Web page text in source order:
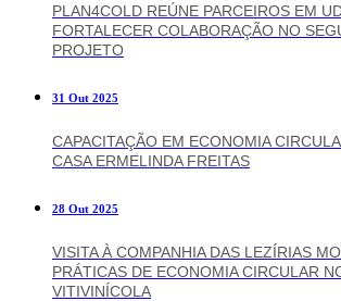
PLAN4COLD REÚNE PARCEIROS EM
FORTALECER COLABORAÇÃO NO
PROJETO
31 Out 2025
CAPACITAÇÃO EM ECONOMIA
CASA ERMELINDA FREITAS
28 Out 2025
VISITA À COMPANHIA DAS LEZÍRIAS
PRÁTICAS DE ECONOMIA CIRCULAR
VITIVINÍCOLA